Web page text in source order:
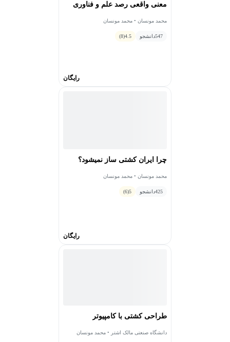
معنی واقعی رصد علم و فناوری
محمد مونسان • محمد مونسان
547دانشجو 4.5
(8)
رایگان
چرا ایران کشتی ساز نمیشود؟
محمد مونسان • محمد مونسان
425دانشجو 5
(6)
رایگان
طراحی کشتی با کامپیوتر
دانشگاه صنعتی مالک اشتر • محمد مونسان